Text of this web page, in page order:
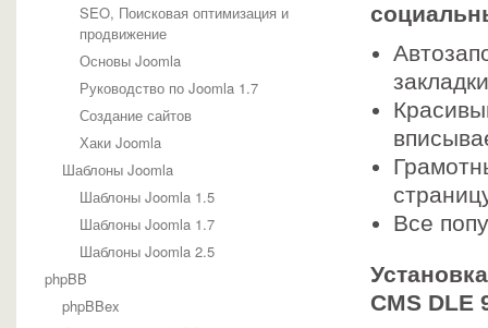
SEO, Поисковая оптимизация и
продвижение
Основы Joomla
Руководство по Joomla 1.7
Создание сайтов
Хаки Joomla
Шаблоны Joomla
Шаблоны Joomla 1.5
Шаблоны Joomla 1.7
Шаблоны Joomla 2.5
phpBB
phpBBex
Все
CMS DLE